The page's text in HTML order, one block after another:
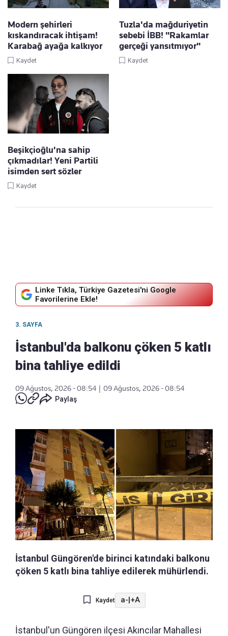
Modern şehirleri
kıskandıracak ihtişam!
Karabağ ayağa kalkıyor
Kaydet
Tuzla'da mağduriyetin
sebebi İBB! "Rakamlar
gerçeği yansıtmıyor"
Kaydet
Beşikçioğlu'na sahip
çıkmadılar! Yeni Partili
isimden sert sözler
Kaydet
Linke Tıkla, Türkiye Gazetesi'ni Google
Favorilerine Ekle!
3. SAYFA
İstanbul'da balkonu çöken 5 katlı
bina tahliye edildi
09 Ağustos, 2026 - 08:54
09 Ağustos, 2026 - 08:54
Paylaş
İstanbul Güngören'de birinci katındaki balkonu
çöken 5 katlı bina tahliye edilerek mühürlendi.
Kaydet a- +A
İstanbul'un Güngören ilçesi Akıncılar Mahallesi